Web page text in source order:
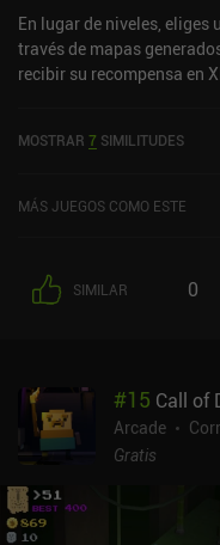
En lugar de niveles, eliges
través de mapas
recibir su recompensa en
desactivar los molestos
MOSTRAR 7 SIMILITUDES
MÁS JUEGOS COMO ESTE
SIMILAR 0
#15 Call of
Arcade
Gratis